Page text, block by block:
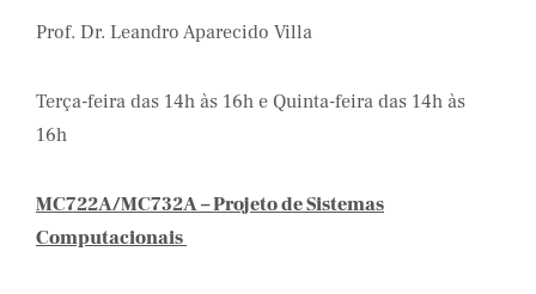
Prof. Dr. Leandro Aparecido Villa
Terça-feira das 14h às 16h e Quinta-feira das 14h às
16h
MC722A/MC732A – Projeto de Sistemas
Computacionais